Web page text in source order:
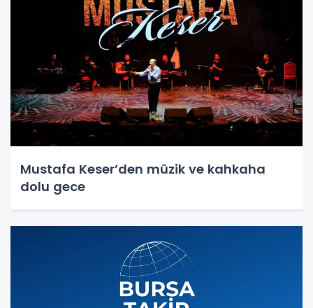
Mustafa Keser’den müzik ve kahkaha
dolu gece